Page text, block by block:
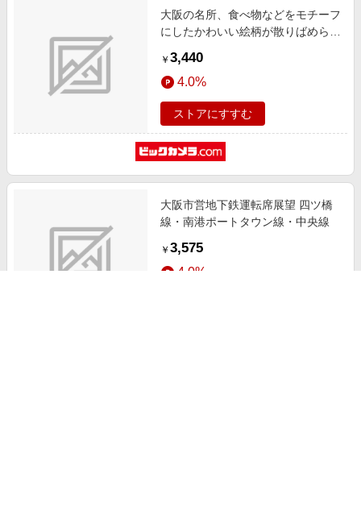
大阪の名所、食べ物などをモチーフ
にしたかわいい絵柄が散りばめられ
PD20W agreen 大阪デザイン 小型
モバイルバッテリー JMB-GH50-
OSK
￥ 3,440
4.0%
ストアにすすむ
大阪市営地下鉄運転席展望 四ツ橋
線・南港ポートタウン線・中央線
￥ 3,575
4.0%